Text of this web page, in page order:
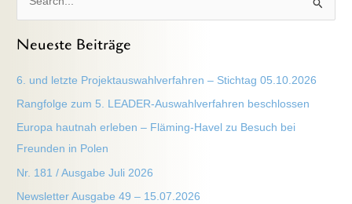
c
n
n
a
c
h
Neueste Beiträge
6. und letzte Projektauswahlverfahren – Stichtag 05.10.2026
Rangfolge zum 5. LEADER-Auswahlverfahren beschlossen
Europa hautnah erleben – Fläming-Havel zu Besuch bei
Freunden in Polen
Nr. 181 / Ausgabe Juli 2026
Newsletter Ausgabe 49 – 15.07.2026